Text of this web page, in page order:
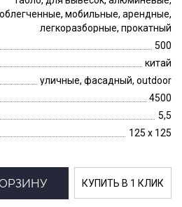
облегченные, мобильные, арендные,
легкоразборные, прокатный
500
китай
уличные, фасадный, outdoor
4500
5,5
125 x 125
КУПИТЬ В 1 КЛИК